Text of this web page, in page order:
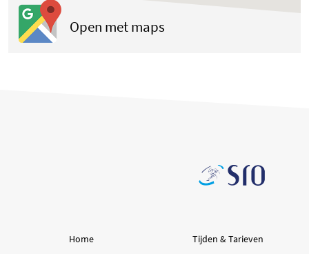
Open met maps
Home Tijden & Tarieven